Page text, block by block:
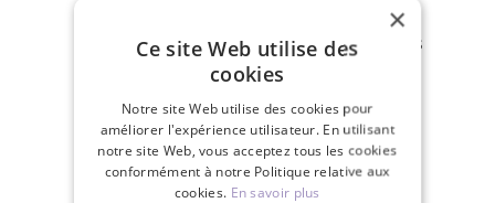
Livraison gratuite pour les commandes
de plus de 150€
×
Ce site Web utilise des
cookies
Notre site Web utilise des cookies pour
améliorer l'expérience utilisateur. En utilisant
notre site Web, vous acceptez tous les cookies
conformément à notre Politique relative aux
cookies. En savoir plus